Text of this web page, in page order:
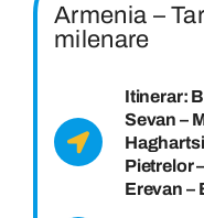
Armenia –
milenare
Itinerar:
Sevan –
Pietrelor
Erevan –